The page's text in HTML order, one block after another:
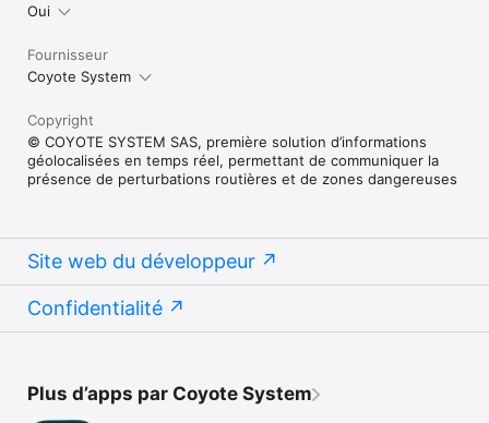
Oui
Fournisseur
Coyote System
Copyright
© COYOTE SYSTEM SAS, première solution d’informations
géolocalisées en temps réel, permettant de communiquer la
présence de perturbations routières et de zones dangereuses
Site web du développeur
Confidentialité
Plus d’apps par Coyote System